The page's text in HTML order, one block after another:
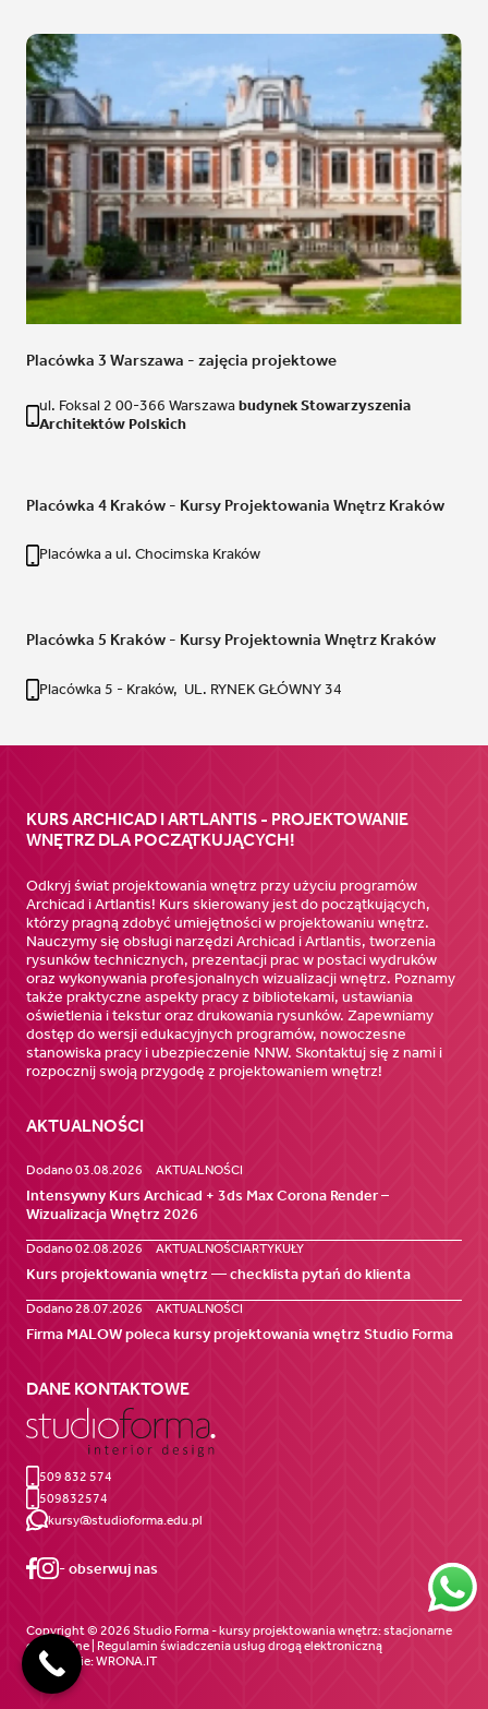
Placówka 3 Warszawa - zajęcia projektowe
ul. Foksal 2 00-366 Warszawabudynek Stowarzyszenia
Architektów Polskich
Placówka 4 Kraków - Kursy Projektowania Wnętrz Kraków
Placówka a ul. Chocimska Kraków
Placówka 5 Kraków - Kursy Projektownia Wnętrz Kraków
Placówka 5 - Kraków, UL. RYNEK GŁÓWNY 34
KURS ARCHICAD I ARTLANTIS - PROJEKTOWANIE
WNĘTRZ DLA POCZĄTKUJĄCYCH!
Odkryj świat projektowania wnętrz przy użyciu programów
Archicad i Artlantis! Kurs skierowany jest do początkujących,
którzy pragną zdobyć umiejętności w projektowaniu wnętrz.
Nauczymy się obsługi narzędzi Archicad i Artlantis, tworzenia
rysunków technicznych, prezentacji prac w postaci wydruków
oraz wykonywania profesjonalnych wizualizacji wnętrz. Poznamy
także praktyczne aspekty pracy z bibliotekami, ustawiania
oświetlenia i tekstur oraz drukowania rysunków. Zapewniamy
dostęp do wersji edukacyjnych programów, nowoczesne
stanowiska pracy i ubezpieczenie NNW. Skontaktuj się z nami i
rozpocznij swoją przygodę z projektowaniem wnętrz!
AKTUALNOŚCI
Dodano 03.08.2026 AKTUALNOŚCI
Intensywny Kurs Archicad + 3ds Max Corona Render –
Wizualizacja Wnętrz 2026
Dodano 02.08.2026 AKTUALNOŚCIARTYKUŁY
Kurs projektowania wnętrz — checklista pytań do klienta
Dodano 28.07.2026 AKTUALNOŚCI
Firma MALOW poleca kursy projektowania wnętrz Studio Forma
DANE KONTAKTOWE
509 832 574
509832574
kursy@studioforma.edu.pl
- obserwuj nas
Copyright © 2026 Studio Forma - kursy projektowania wnętrz: stacjonarne
oraz online | Regulamin świadczeniausług drogą elektroniczną
Wykonanie:WRONA.IT